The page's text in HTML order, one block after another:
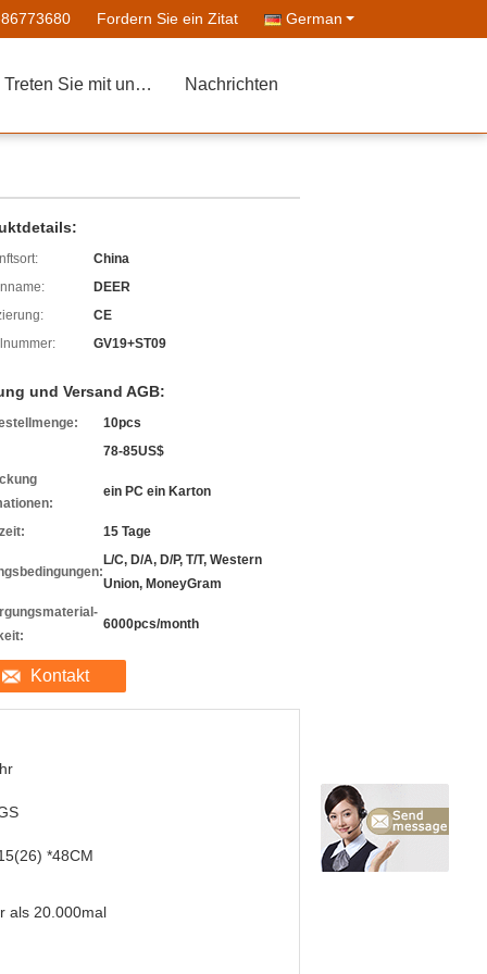
Fordern Sie ein Zitat German
Treten Sie mit uns in Verbindung Nachrichten
China
DEER
CE
GV19+ST09
und Versand AGB:
10pcs
78-85US$
ein PC ein Karton
15 Tage
L/C, D/A, D/P, T/T, Western
Union, MoneyGram
6000pcs/month
Kontakt
*48CM
als 20.000mal